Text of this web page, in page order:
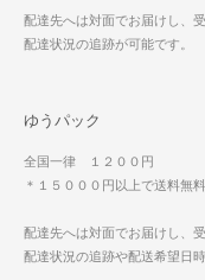
配達先へは対面でお届けし、
配達状況の追跡が可能です。
ゆうパック
全国一律 １２００円
＊１５０００円以上で送料無料
配達先へは対面でお届けし、
配達状況の追跡や配送希望日